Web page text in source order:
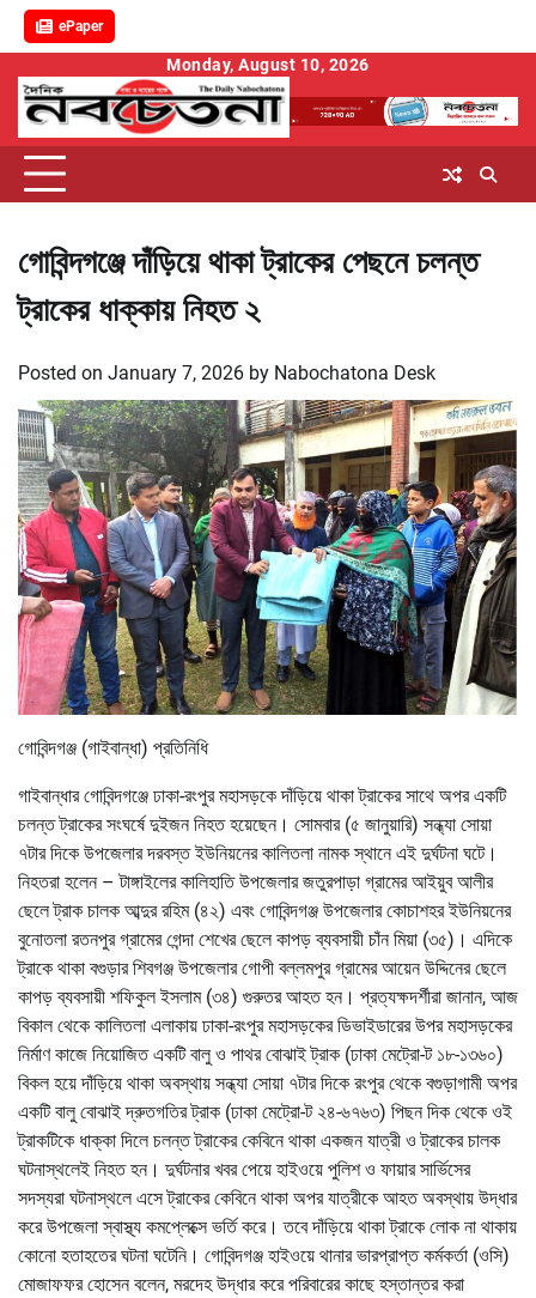
ePaper
content
Monday, August 10, 2026
গোবিন্দগঞ্জে দাঁড়িয়ে থাকা ট্রাকের পেছনে চলন্ত
ট্রাকের ধাক্কায় নিহত ২
Posted on January 7, 2026 by Nabochatona Desk
গোবিন্দগঞ্জ (গাইবান্ধা) প্রতিনিধি
গাইবান্ধার গোবিন্দগঞ্জে ঢাকা-রংপুর মহাসড়কে দাঁড়িয়ে থাকা ট্রাকের সাথে অপর একটি
চলন্ত ট্রাকের সংঘর্ষে দুইজন নিহত হয়েছেন। সোমবার (৫ জানুয়ারি) সন্ধ্যা সোয়া
৭টার দিকে উপজেলার দরবস্ত ইউনিয়নের কালিতলা নামক স্থানে এই দুর্ঘটনা ঘটে।
নিহতরা হলেন – টাঙ্গাইলের কালিহাতি উপজেলার জতুরপাড়া গ্রামের আইয়ুব আলীর
ছেলে ট্রাক চালক আব্দুর রহিম (৪২) এবং গোবিন্দগঞ্জ উপজেলার কোচাশহর ইউনিয়নের
বুনোতলা রতনপুর গ্রামের গেন্দা শেখের ছেলে কাপড় ব্যবসায়ী চাঁন মিয়া (৩৫)। এদিকে
ট্রাকে থাকা বগুড়ার শিবগঞ্জ উপজেলার গোপী বল্লমপুর গ্রামের আয়েন উদ্দিনের ছেলে
কাপড় ব্যবসায়ী শফিকুল ইসলাম (৩৪) গুরুতর আহত হন। প্রত্যক্ষদর্শীরা জানান, আজ
বিকাল থেকে কালিতলা এলাকায় ঢাকা-রংপুর মহাসড়কের ডিভাইডারের উপর মহাসড়কের
নির্মাণ কাজে নিয়োজিত একটি বালু ও পাথর বোঝাই ট্রাক (ঢাকা মেট্রো-ট ১৮-১৩৬০)
বিকল হয়ে দাঁড়িয়ে থাকা অবস্থায় সন্ধ্যা সোয়া ৭টার দিকে রংপুর থেকে বগুড়াগামী অপর
একটি বালু বোঝাই দ্রুতগতির ট্রাক (ঢাকা মেট্রো-ট ২৪-৬৭৬৩) পিছন দিক থেকে ওই
ট্রাকটিকে ধাক্কা দিলে চলন্ত ট্রাকের কেবিনে থাকা একজন যাত্রী ও ট্রাকের চালক
ঘটনাস্থলেই নিহত হন। দুর্ঘটনার খবর পেয়ে হাইওয়ে পুলিশ ও ফায়ার সার্ভিসের
সদস্যরা ঘটনাস্থলে এসে ট্রাকের কেবিনে থাকা অপর যাত্রীকে আহত অবস্থায় উদ্ধার
করে উপজেলা স্বাস্থ্য কমপ্লেক্সে ভর্তি করে। তবে দাঁড়িয়ে থাকা ট্রাকে লোক না থাকায়
কোনো হতাহতের ঘটনা ঘটেনি। গোবিন্দগঞ্জ হাইওয়ে থানার ভারপ্রাপ্ত কর্মকর্তা (ওসি)
মোজাফফর হোসেন বলেন, মরদেহ উদ্ধার করে পরিবারের কাছে হস্তান্তর করা